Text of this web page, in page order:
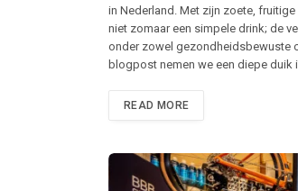
in Nederland. Met zijn zoete,
niet zomaar een simpele drink; de
onder zowel gezondheidsbewuste
blogpost nemen we een diepe duik
READ MORE